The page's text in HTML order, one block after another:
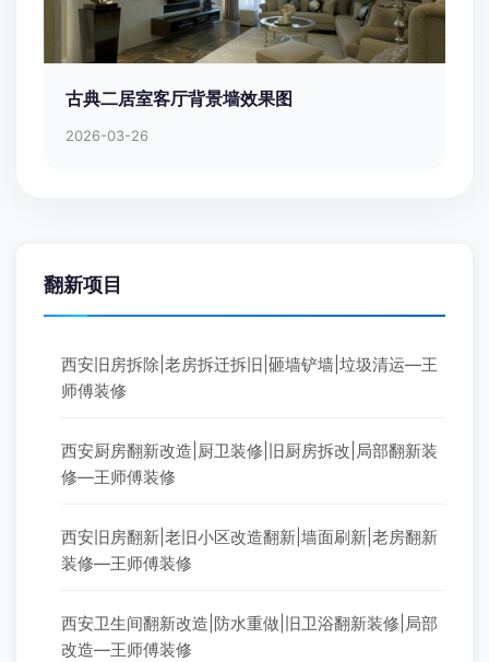
古典二居室客厅背景墙效果图
2026-03-26
翻新项目
西安旧房拆除|老房拆迁拆旧|砸墙铲墙|垃圾清运—王
师傅装修
西安厨房翻新改造|厨卫装修|旧厨房拆改|局部翻新装
修—王师傅装修
西安旧房翻新|老旧小区改造翻新|墙面刷新|老房翻新
装修—王师傅装修
西安卫生间翻新改造|防水重做|旧卫浴翻新装修|局部
改造—王师傅装修